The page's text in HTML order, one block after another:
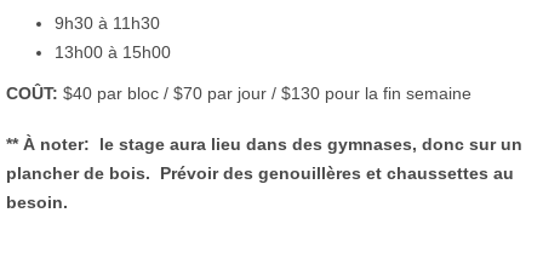
9h30 à 11h30
13h00 à 15h00
COÛT: $40 par bloc / $70 par jour / $130 pour la fin semaine
** À noter: le stage aura lieu dans des gymnases, donc sur un
plancher de bois. Prévoir des genouillères et chaussettes au
besoin.